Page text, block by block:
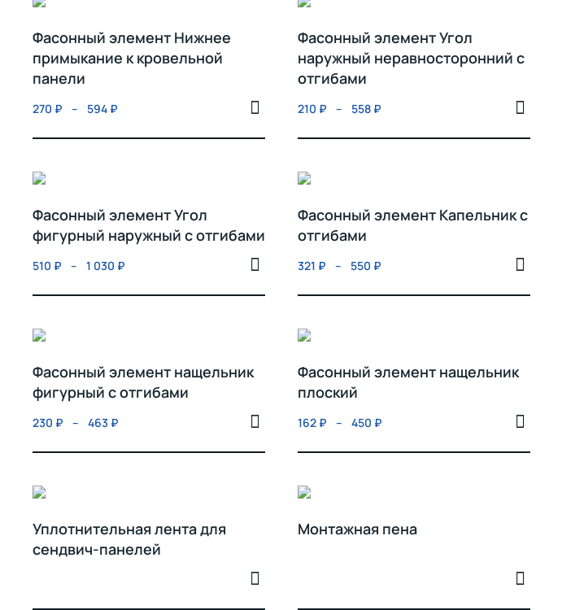
Фасонный элемент Нижнее
примыкание к кровельной
панели
270 ₽ – 594 ₽
Фасонный элемент Угол
наружный неравносторонний с
отгибами
210 ₽ – 558 ₽
Фасонный элемент Угол
фигурный наружный с отгибами
510 ₽ – 1 030 ₽
Фасонный элемент Капельник с
отгибами
321 ₽ – 550 ₽
Фасонный элемент нащельник
фигурный c отгибами
230 ₽ – 463 ₽
Фасонный элемент нащельник
плоский
162 ₽ – 450 ₽
Уплотнительная лента для
сендвич-панелей
Монтажная пена